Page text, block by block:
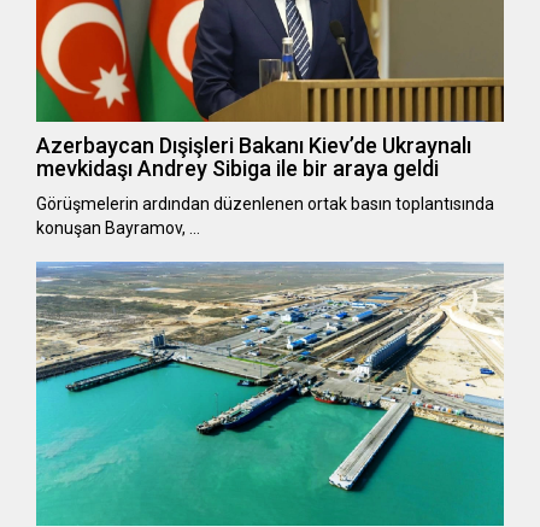
Azerbaycan Dışişleri Bakanı Kiev’de Ukraynalı
mevkidaşı Andrey Sibiga ile bir araya geldi
Görüşmelerin ardından düzenlenen ortak basın toplantısında
konuşan Bayramov, …